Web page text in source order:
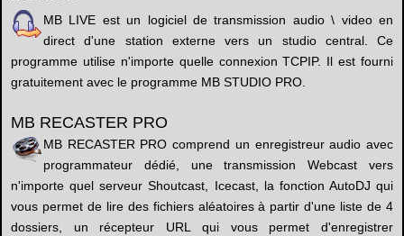
MB LIVE est un logiciel de transmission audio \ video en
direct d'une station externe vers un studio central. Ce
programme utilise n'importe quelle connexion TCPIP. Il est fourni
gratuitement avec le programme MB STUDIO PRO.
MB RECASTER PRO
MB RECASTER PRO comprend un enregistreur audio avec
programmateur dédié, une transmission Webcast vers
n'importe quel serveur Shoutcast, Icecast, la fonction AutoDJ qui
vous permet de lire des fichiers aléatoires à partir d'une liste de 4
dossiers, un récepteur URL qui vous permet d'enregistrer